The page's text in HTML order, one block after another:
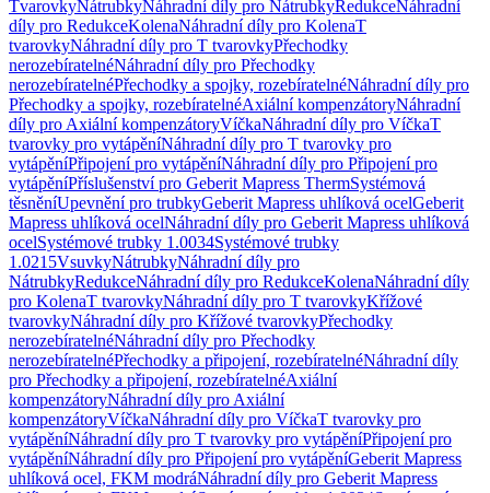
TvarovkyNátrubkyNáhradní díly pro NátrubkyRedukceNáhradní
díly pro RedukceKolenaNáhradní díly pro KolenaT
tvarovkyNáhradní díly pro T tvarovkyPřechodky
nerozebíratelnéNáhradní díly pro Přechodky
nerozebíratelnéPřechodky a spojky, rozebíratelnéNáhradní díly pro
Přechodky a spojky, rozebíratelnéAxiální kompenzátoryNáhradní
díly pro Axiální kompenzátoryVíčkaNáhradní díly pro VíčkaT
tvarovky pro vytápěníNáhradní díly pro T tvarovky pro
vytápěníPřipojení pro vytápěníNáhradní díly pro Připojení pro
vytápěníPříslušenství pro Geberit Mapress ThermSystémová
těsněníUpevnění pro trubkyGeberit Mapress uhlíková ocelGeberit
Mapress uhlíková ocelNáhradní díly pro Geberit Mapress uhlíková
ocelSystémové trubky 1.0034Systémové trubky
1.0215VsuvkyNátrubkyNáhradní díly pro
NátrubkyRedukceNáhradní díly pro RedukceKolenaNáhradní díly
pro KolenaT tvarovkyNáhradní díly pro T tvarovkyKřížové
tvarovkyNáhradní díly pro Křížové tvarovkyPřechodky
nerozebíratelnéNáhradní díly pro Přechodky
nerozebíratelnéPřechodky a připojení, rozebíratelnéNáhradní díly
pro Přechodky a připojení, rozebíratelnéAxiální
kompenzátoryNáhradní díly pro Axiální
kompenzátoryVíčkaNáhradní díly pro VíčkaT tvarovky pro
vytápěníNáhradní díly pro T tvarovky pro vytápěníPřipojení pro
vytápěníNáhradní díly pro Připojení pro vytápěníGeberit Mapress
uhlíková ocel, FKM modráNáhradní díly pro Geberit Mapress